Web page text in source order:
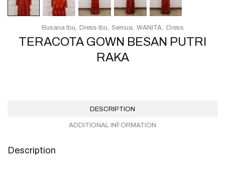
TERACOTA GOWN BESAN PUTRI
RAKA
Busana Ibu Dress Ibu Semua WANITA Dress
DESCRIPTION
ADDITIONAL INFORMATION
Description